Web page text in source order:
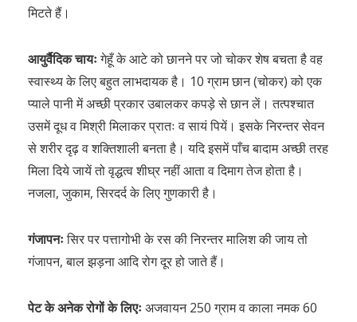
मिटते हैं।
आयुर्वैदिक चायःगेहूँ के आटे को छानने पर जो चोकर शेष बचता है वह
स्वास्थ्य के लिए बहुत लाभदायक है। 10 ग्राम छान (चोकर) को एक
प्याले पानी में अच्छी प्रकार उबालकर कपड़े से छान लें। तत्पश्चात
उसमें दूध व मिश्री मिलाकर प्रातः व सायं पियें। इसके निरन्तर सेवन
से शरीर दृढ़ व शक्तिशाली बनता है। यदि इसमें पाँच बादाम अच्छी तरह
मिला दिये जायें तो वृद्धत्व शीघ्र नहीं आता व दिमाग तेज होता है।
नजला, जुकाम, सिरदर्द के लिए गुणकारी है।
गंजापनःसिर पर पत्तागोभी के रस की निरन्तर मालिश की जाय तो
गंजापन, बाल झड़ना आदि रोग दूर हो जाते हैं।
पेट के अनेक रोगों के लिएःअजवायन 250 ग्राम व काला नमक 60